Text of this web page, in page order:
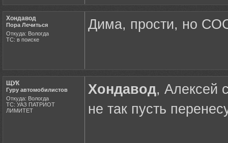
Хондавод
Пора Лечиться
Откуда: Вологда
ТС: в поиске
Дима, прости, но
ЩУК
Гуру автомобилистов
Откуда: Вологда
ТС: УАЗ ПАТРИОТ
ЛИМИТЕТ
Хондавод, Алексей
не так пусть